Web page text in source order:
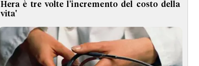
Hera è tre volte l’incremento del costo della
vita'